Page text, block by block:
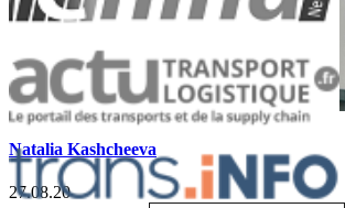
Natalia Kashcheeva
27.08.20